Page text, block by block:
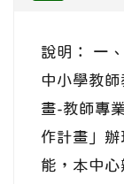
說明： 一
中小學教
畫-教師專
作計畫」
能，本中